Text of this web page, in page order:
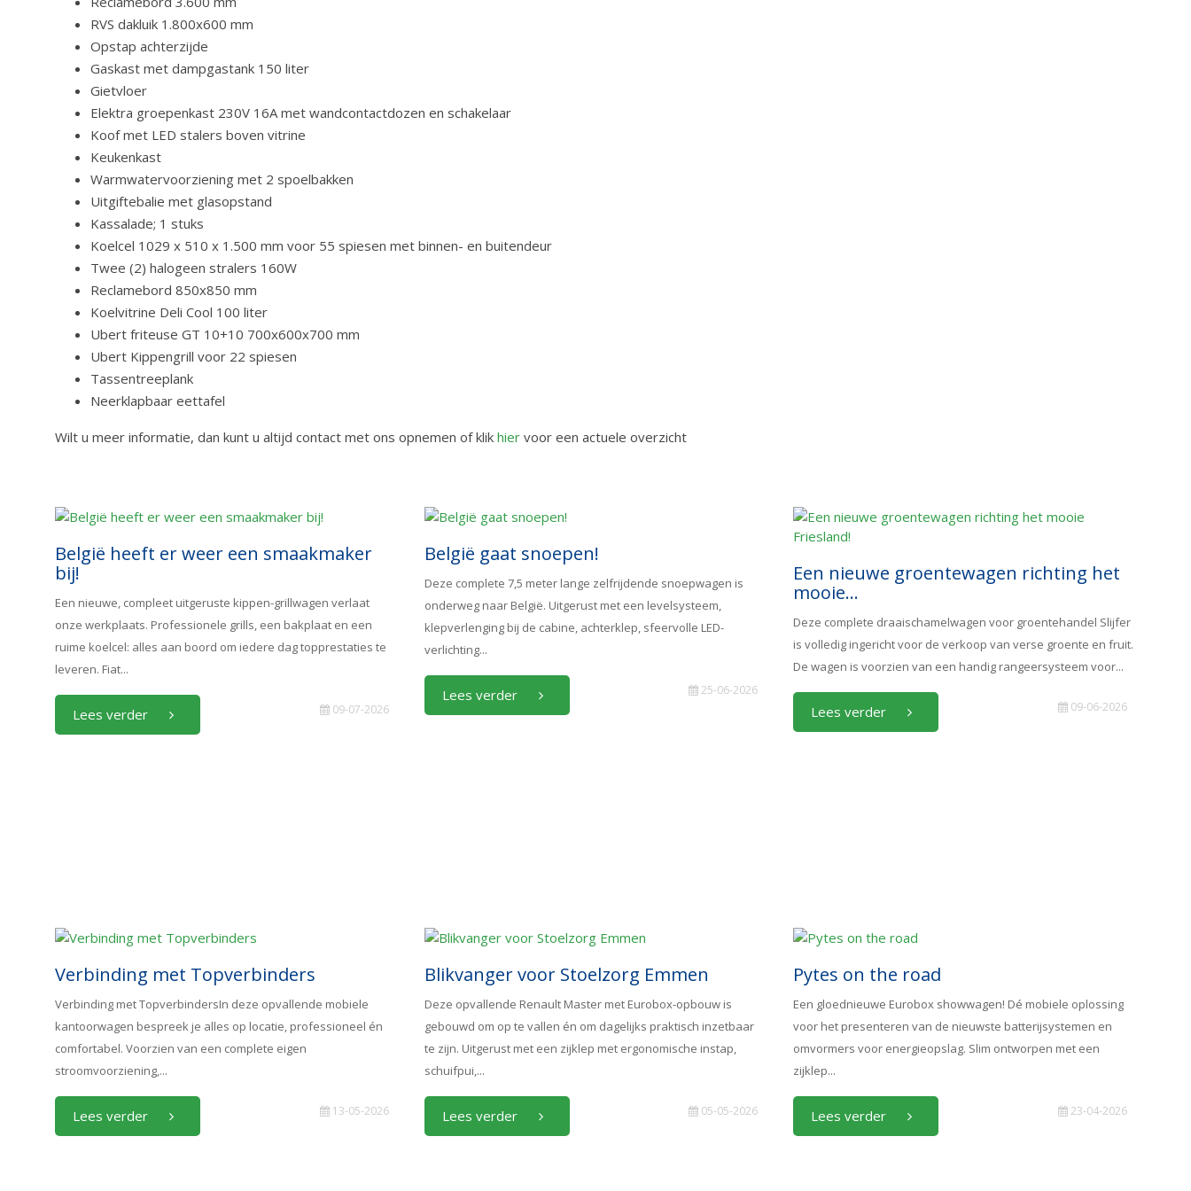
RVS dakluik 1.800x600 mm
Opstap achterzijde
Gaskast met dampgastank 150 liter
Gietvloer
Elektra groepenkast 230V 16A met wandcontactdozen en schakelaar
Koof met LED stalers boven vitrine
Keukenkast
Warmwatervoorziening met 2 spoelbakken
Uitgiftebalie met glasopstand
Kassalade; 1 stuks
Koelcel 1029 x 510 x 1.500 mm voor 55 spiesen met binnen- en buitendeur
Twee (2) halogeen stralers 160W
Reclamebord 850x850 mm
Koelvitrine Deli Cool 100 liter
Ubert friteuse GT 10+10 700x600x700 mm
Ubert Kippengrill voor 22 spiesen
Tassentreeplank
Neerklapbaar eettafel
Wilt u meer informatie, dan kunt u altijd contact met ons opnemen of klik hier voor een actuele overzicht
België heeft er weer een smaakmaker
bij!
Een nieuwe, compleet uitgeruste kippen-grillwagen verlaat
onze werkplaats. Professionele grills, een bakplaat en een
ruime koelcel: alles aan boord om iedere dag topprestaties te
leveren. Fiat...
Lees verder 09-07-2026
België gaat snoepen!
Deze complete 7,5 meter lange zelfrijdende snoepwagen is
onderweg naar België. Uitgerust met een levelsysteem,
klepverlenging bij de cabine, achterklep, sfeervolle LED-
verlichting...
Lees verder 25-06-2026
Een nieuwe groentewagen richting het
mooie...
Deze complete draaischamelwagen voor groentehandel Slijfer
is volledig ingericht voor de verkoop van verse groente en fruit.
De wagen is voorzien van een handig rangeersysteem voor...
Lees verder 09-06-2026
Verbinding met Topverbinders
Verbinding met TopverbindersIn deze opvallende mobiele
kantoorwagen bespreek je alles op locatie, professioneel én
comfortabel. Voorzien van een complete eigen
stroomvoorziening,...
Lees verder 13-05-2026
Blikvanger voor Stoelzorg Emmen
Deze opvallende Renault Master met Eurobox-opbouw is
gebouwd om op te vallen én om dagelijks praktisch inzetbaar
te zijn. Uitgerust met een zijklep met ergonomische instap,
schuifpui,...
Lees verder 05-05-2026
Pytes on the road
Een gloednieuwe Eurobox showwagen! Dé mobiele oplossing
voor het presenteren van de nieuwste batterijsystemen en
omvormers voor energieopslag. Slim ontworpen met een
zijklep...
Lees verder 23-04-2026